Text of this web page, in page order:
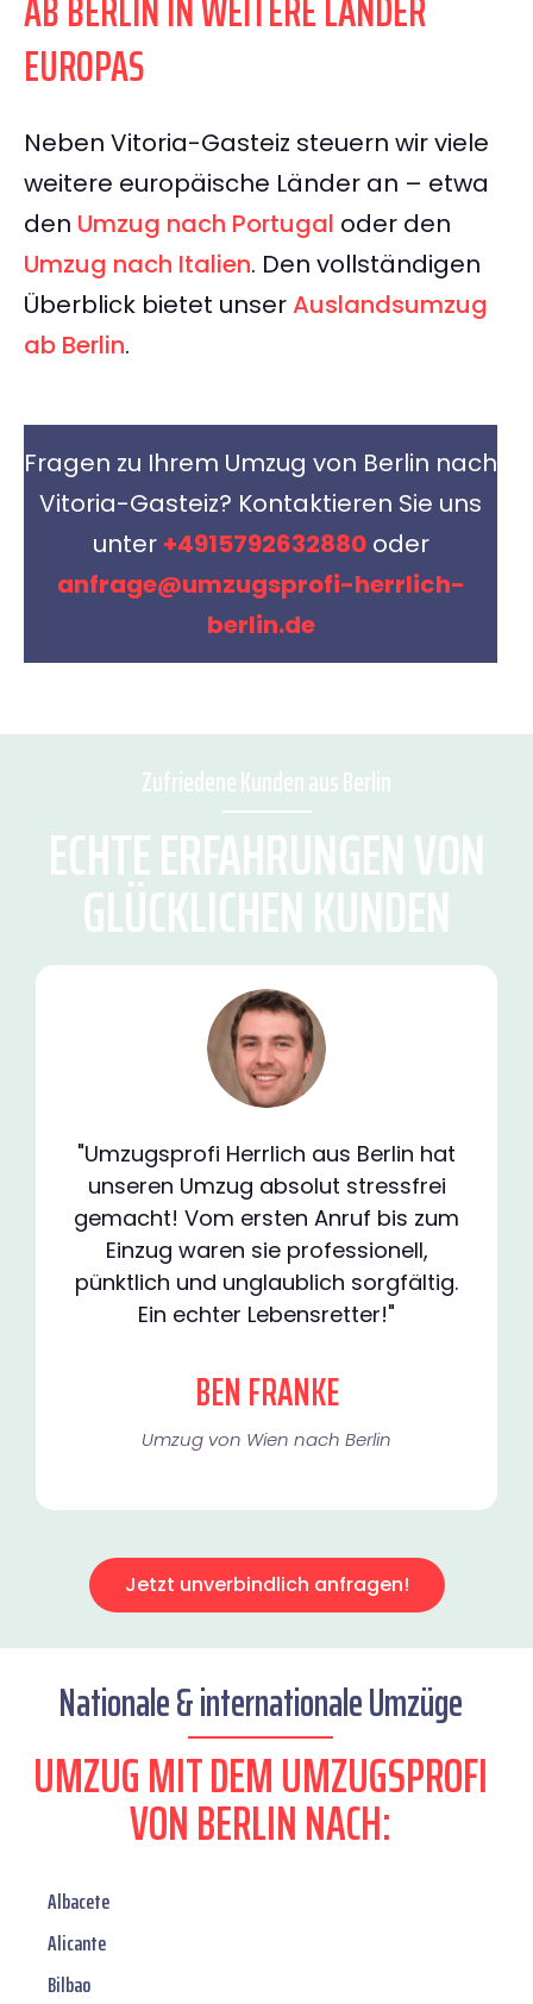
EUROPAS
Neben Vitoria-Gasteiz steuern wir viele
weitere europäische Länder an – etwa
den Umzug nach Portugal oder den
Umzug nach Italien. Den vollständigen
Überblick bietet unserAuslandsumzug
ab Berlin.
Fragen zu Ihrem Umzug von Berlin nach
Vitoria-Gasteiz? Kontaktieren Sie uns
unter +4915792632880oder
anfrage@umzugsprofi-herrlich-
berlin.de
Zufriedene Kunden aus Berlin
ECHTE ERFAHRUNGEN VON
GLÜCKLICHEN KUNDEN
"Umzugsprofi Herrlich aus Berlin hat
unseren Umzug absolut stressfrei
gemacht! Vom ersten Anruf bis zum
Einzug waren sie professionell,
pünktlich und unglaublich sorgfältig.
Ein echter Lebensretter!"
BEN FRANKE
Umzug von Wien nach Berlin
Jetzt unverbindlich anfragen!
Nationale & internationale Umzüge
UMZUG MIT DEM UMZUGSPROFI
VON BERLIN NACH:
Albacete
Alicante
Bilbao